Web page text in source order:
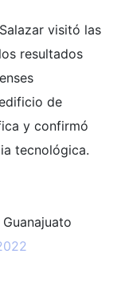
visitó las
resultados
de
y confirmó
tecnológica.